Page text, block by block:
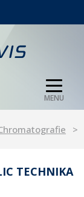
MENU
TECHNIKA